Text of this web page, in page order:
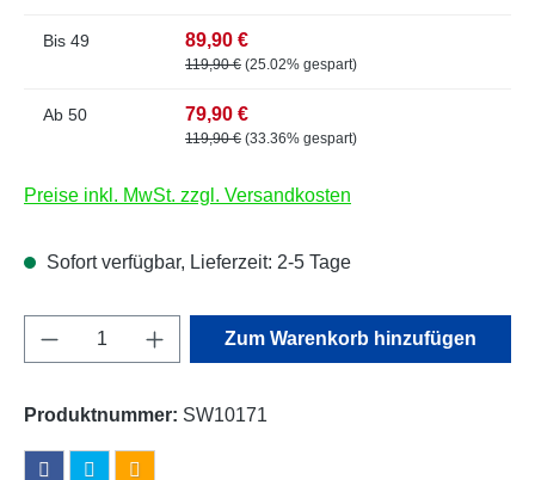
Bis 49 89,90 €
119,90 € (25.02% gespart)
Ab 50 79,90 €
119,90 € (33.36% gespart)
Preise inkl. MwSt. zzgl. Versandkosten
Sofort verfügbar, Lieferzeit: 2-5 Tage
Produkt Anzahl: Gib den gewünschten
Zum Warenkorb hinzufügen
Produktnummer: SW10171